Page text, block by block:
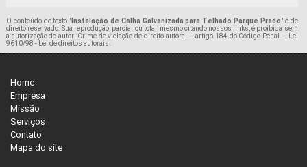
O conteúdo do texto " Instalação de Calha Galvanizada para Telhado Parque Prado" é de
direito reservado. Sua reprodução, parcial ou total, mesmo citando nossos links, é proibida sem
a autorização do autor. Crime de violação de direito autoral – artigo 184 do Código Penal – Lei
9610/98 - Lei de direitos autorais.
Home
Empresa
Missão
Serviços
Contato
Mapa do site